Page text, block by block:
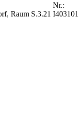
Raum S.3.21
Nr.:
I403101